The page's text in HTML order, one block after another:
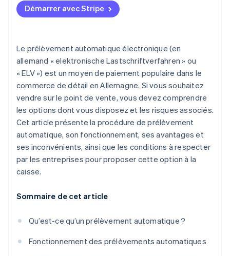
Démarrer avec Stripe
Le prélèvement automatique électronique (en
allemand « elektronische Lastschriftverfahren » ou
« ELV ») est un moyen de paiement populaire dans le
commerce de détail en Allemagne. Si vous souhaitez
vendre sur le point de vente, vous devez comprendre
les options dont vous disposez et les risques associés.
Cet article présente la procédure de prélèvement
automatique, son fonctionnement, ses avantages et
ses inconvénients, ainsi que les conditions à respecter
par les entreprises pour proposer cette option à la
caisse.
Sommaire de cet article
Qu’est-ce qu’un prélèvement automatique ?
Fonctionnement des prélèvements automatiques